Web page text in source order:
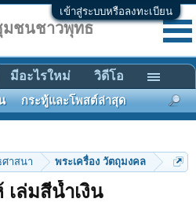
เข้าสู่ระบบหรือลงทะเบียน
าสนา พระเครื่อง วัตถุมงคล
ล่มสีน้ำเงิน
มชนชาวพุทธ
กระทู้และโพสต์ล่าสุด
มีอะไรใหม่ วิดีโอ